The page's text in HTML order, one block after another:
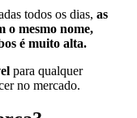
todos os dias, as
o mesmo nome,
é muito alta.
para qualquer
no mercado.